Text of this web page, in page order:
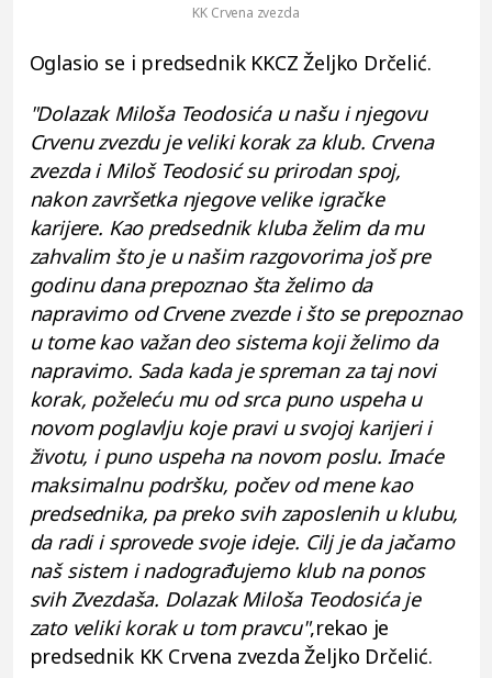
KK Crvena zvezda
Oglasio se i predsednik KKCZ Željko Drčelić.
"Dolazak Miloša Teodosića u našu i njegovu
Crvenu zvezdu je veliki korak za klub. Crvena
zvezda i Miloš Teodosić su prirodan spoj,
nakon završetka njegove velike igračke
karijere. Kao predsednik kluba želim da mu
zahvalim što je u našim razgovorima još pre
godinu dana prepoznao šta želimo da
napravimo od Crvene zvezde i što se prepoznao
u tome kao važan deo sistema koji želimo da
napravimo. Sada kada je spreman za taj novi
korak, poželeću mu od srca puno uspeha u
novom poglavlju koje pravi u svojoj karijeri i
životu, i puno uspeha na novom poslu. Imaće
maksimalnu podršku, počev od mene kao
predsednika, pa preko svih zaposlenih u klubu,
da radi i sprovede svoje ideje. Cilj je da jačamo
naš sistem i nadograđujemo klub na ponos
svih Zvezdaša. Dolazak Miloša Teodosića je
zato veliki korak u tom pravcu",rekao je
predsednik KK Crvena zvezda Željko Drčelić.